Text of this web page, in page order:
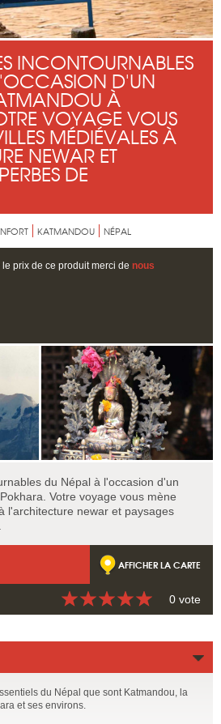
INCONTOURNABLES
D'UN
À
VOYAGE VOUS
MÉDIÉVALES À
NEWAR ET
DE
KATMANDOU NÉPAL
prix de ce produit merci de nous
du Népal à l'occasion d'un
Votre voyage vous mène
l'architecture newar et paysages
AFFICHER LA CARTE
0 vote
du Népal que sont Katmandou, la
et ses environs.